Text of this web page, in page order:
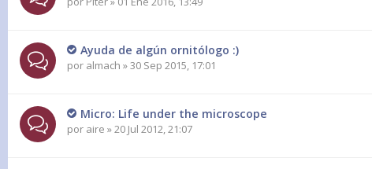
Ayuda de algún ornitólogo :)
por almach » 30 Sep 2015, 17:01
Micro: Life under the microscope
por aire » 20 Jul 2012, 21:07